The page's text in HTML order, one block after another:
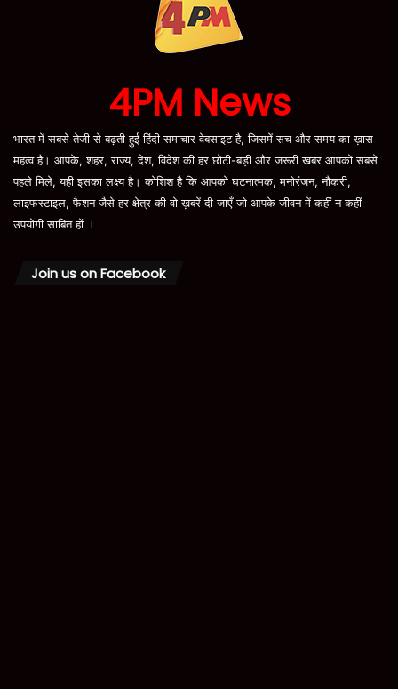
4PM News
भारत में सबसे तेजी से बढ़ती हुई हिंदी समाचार वेबसाइट है, जिसमें सच और समय का ख़ास
महत्व है। आपके, शहर, राज्य, देश, विदेश की हर छोटी-बड़ी और जरूरी खबर आपको सबसे
पहले मिले, यही इसका लक्ष्य है। कोशिश है कि आपको घटनात्मक, मनोरंजन, नौकरी,
लाइफस्टाइल, फैशन जैसे हर क्षेत्र की वो ख़बरें दी जाएँ जो आपके जीवन में कहीं न कहीं
उपयोगी साबित हों ।
Join us on Facebook